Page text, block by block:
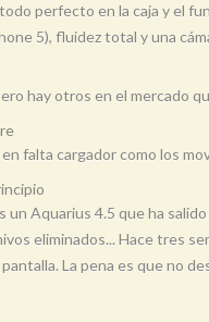
perfecto en la caja y el
5), fluidez total y una
hay otros en el mercado
falta cargador como los
Aquarius 4.5 que ha
eliminados... Hace tres
La pena es que no